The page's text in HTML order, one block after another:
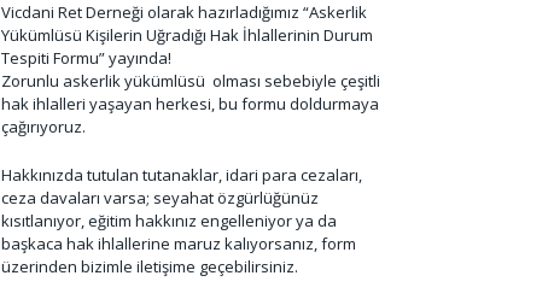
Vicdani Ret Derneği olarak hazırladığımız “Askerlik
Yükümlüsü Kişilerin Uğradığı Hak İhlallerinin Durum
Tespiti Formu” yayında!
Zorunlu askerlik yükümlüsü olması sebebiyle çeşitli
hak ihlalleri yaşayan herkesi, bu formu doldurmaya
çağırıyoruz.
Hakkınızda tutulan tutanaklar, idari para cezaları,
ceza davaları varsa; seyahat özgürlüğünüz
kısıtlanıyor, eğitim hakkınız engelleniyor ya da
başkaca hak ihlallerine maruz kalıyorsanız, form
üzerinden bizimle iletişime geçebilirsiniz.